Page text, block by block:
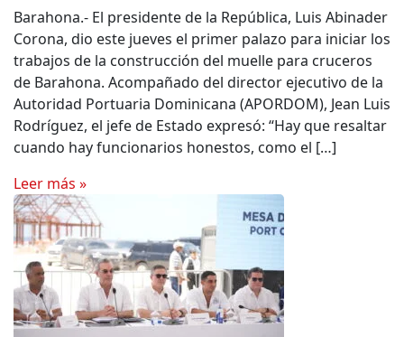
Barahona.- El presidente de la República, Luis Abinader
Corona, dio este jueves el primer palazo para iniciar los
trabajos de la construcción del muelle para cruceros
de Barahona. Acompañado del director ejecutivo de la
Autoridad Portuaria Dominicana (APORDOM), Jean Luis
Rodríguez, el jefe de Estado expresó: “Hay que resaltar
cuando hay funcionarios honestos, como el […]
Leer más »